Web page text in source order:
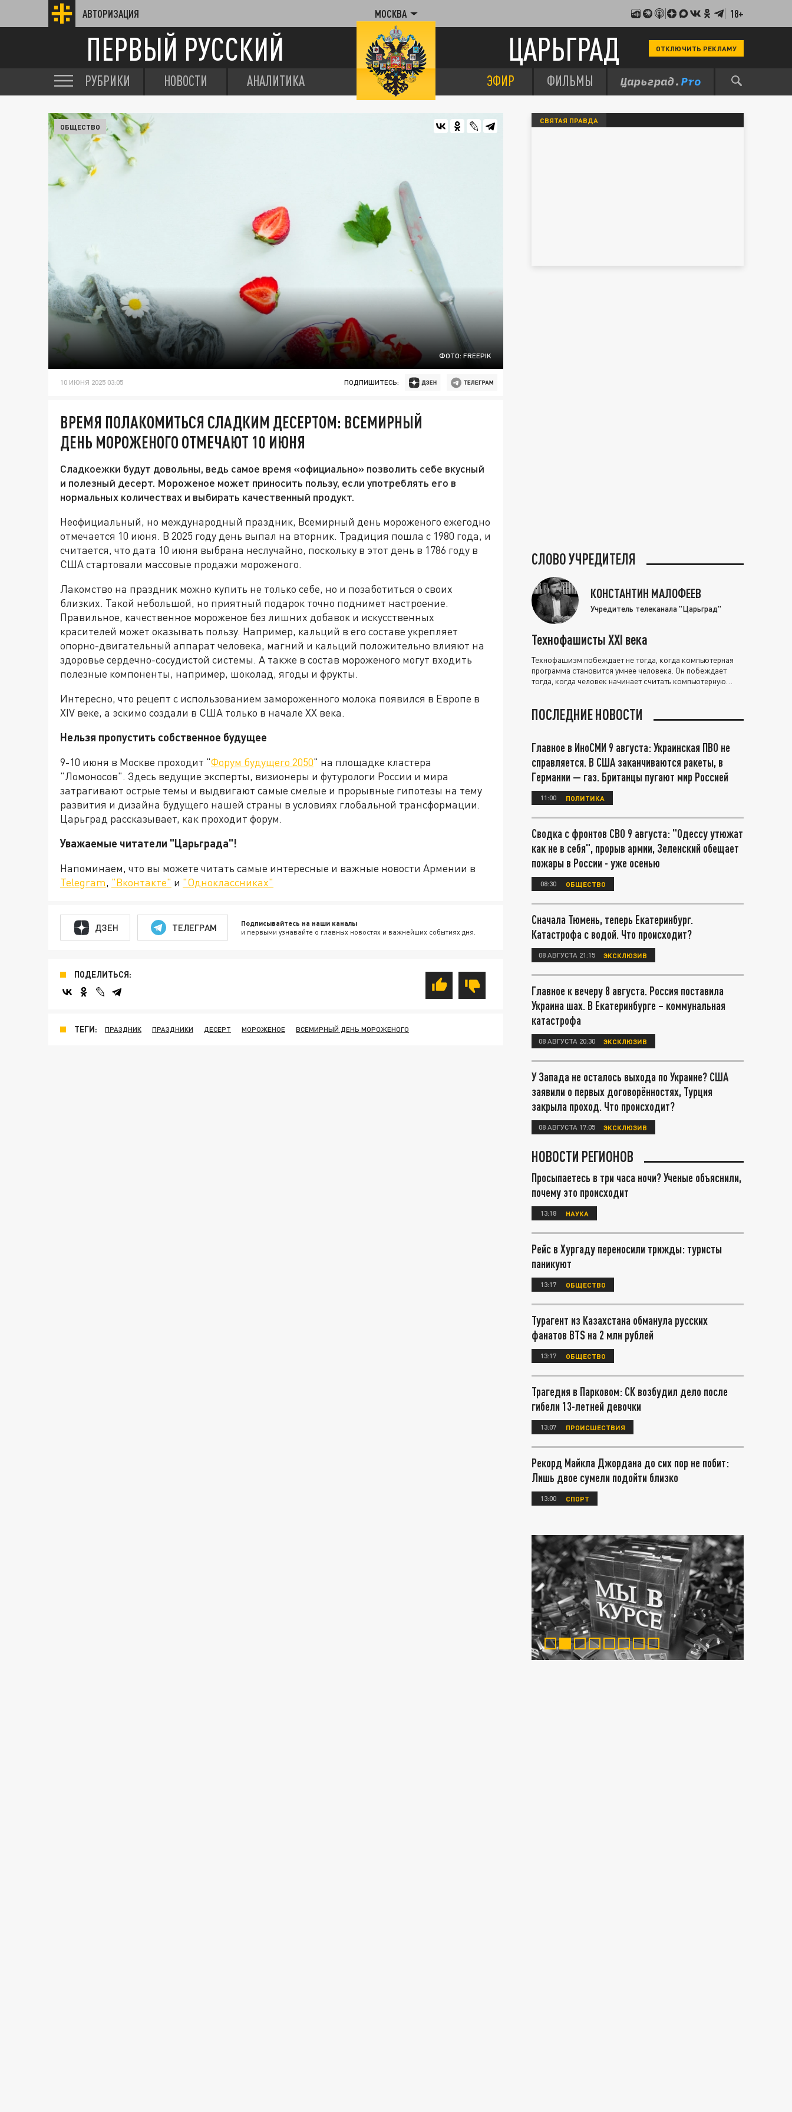
АВТОРИЗАЦИЯ МОСКВА 18+
ПЕРВЫЙ РУССКИЙ ЦАРЬГРАД ОТКЛЮЧИТЬ РЕКЛАМУ
РУБРИКИ НОВОСТИ АНАЛИТИКА ЭФИР ФИЛЬМЫ
ФОТО: FREEPIK
ОБЩЕСТВО
10 ИЮНЯ 2025 03:05 ПОДПИШИТЕСЬ:
ВРЕМЯ ПОЛАКОМИТЬСЯ СЛАДКИМ ДЕСЕРТОМ: ВСЕМИРНЫЙ
ДЕНЬ МОРОЖЕНОГО ОТМЕЧАЮТ 10 ИЮНЯ
Сладкоежки будут довольны, ведь самое время «официально» позволить себе вкусный
и полезный десерт. Мороженое может приносить пользу, если употреблять его в
нормальных количествах и выбирать качественный продукт.
Неофициальный, но международный праздник, Всемирный день мороженого ежегодно
отмечается 10 июня. В 2025 году день выпал на вторник. Традиция пошла с 1980 года, и
считается, что дата 10 июня выбрана неслучайно, поскольку в этот день в 1786 году в
США стартовали массовые продажи мороженого.
Лакомство на праздник можно купить не только себе, но и позаботиться о своих
близких. Такой небольшой, но приятный подарок точно поднимет настроение.
Правильное, качественное мороженое без лишних добавок и искусственных
красителей может оказывать пользу. Например, кальций в его составе укрепляет
опорно-двигательный аппарат человека, магний и кальций положительно влияют на
здоровье сердечно-сосудистой системы. А также в состав мороженого могут входить
полезные компоненты, например, шоколад, ягоды и фрукты.
Интересно, что рецепт с использованием замороженного молока появился в Европе в
XIV веке, а эскимо создали в США только в начале XX века.
Нельзя пропустить собственное будущее
9-10 июня в Москве проходит "Форум будущего 2050" на площадке кластера
"Ломоносов". Здесь ведущие эксперты, визионеры и футурологи России и мира
затрагивают острые темы и выдвигают самые смелые и прорывные гипотезы на тему
развития и дизайна будущего нашей страны в условиях глобальной трансформации.
Царьград рассказывает, как проходит форум.
Уважаемые читатели "Царьграда"!
Напоминаем, что вы можете читать самые интересные и важные новости Армении в
Telegram, "Вконтакте" и "Одноклассниках"
ДЗЕН ТЕЛЕГРАМ Подписывайтесь на наши каналы
и первыми узнавайте о главных новостях и важнейших событиях дня.
ПОДЕЛИТЬСЯ:
ТЕГИ: ПРАЗДНИК ПРАЗДНИКИ ДЕСЕРТ МОРОЖЕНОЕ ВСЕМИРНЫЙ ДЕНЬ МОРОЖЕНОГО
СВЯТАЯ ПРАВДА
СЛОВО УЧРЕДИТЕЛЯ
КОНСТАНТИН МАЛОФЕЕВ
Учредитель телеканала "Царьград"
Технофашисты XXI века
Технофашизм побеждает не тогда, когда компьютерная
программа становится умнее человека. Он побеждает
тогда, когда человек начинает считать компьютерную
ПОСЛЕДНИЕ НОВОСТИ
Главное в ИноСМИ 9 августа: Украинская ПВО не
справляется. В США заканчиваются ракеты, в
Германии — газ. Британцы пугают мир Россией
11:00 ПОЛИТИКА
Сводка с фронтов СВО 9 августа: "Одессу утюжат
как не в себя", прорыв армии, Зеленский обещает
пожары в России - уже осенью
08:30 ОБЩЕСТВО
Сначала Тюмень, теперь Екатеринбург.
Катастрофа с водой. Что происходит?
08 АВГУСТА 21:15 ЭКСКЛЮЗИВ
Главное к вечеру 8 августа. Россия поставила
Украина шах. В Екатеринбурге – коммунальная
катастрофа
08 АВГУСТА 20:30 ЭКСКЛЮЗИВ
У Запада не осталось выхода по Украине? США
заявили о первых договорённостях, Турция
закрыла проход. Что происходит?
08 АВГУСТА 17:05 ЭКСКЛЮЗИВ
НОВОСТИ РЕГИОНОВ
Просыпаетесь в три часа ночи? Ученые объяснили,
почему это происходит
13:18 НАУКА
Рейс в Хургаду переносили трижды: туристы
паникуют
13:17 ОБЩЕСТВО
Турагент из Казахстана обманула русских
фанатов BTS на 2 млн рублей
13:17 ОБЩЕСТВО
Трагедия в Парковом: СК возбудил дело после
гибели 13-летней девочки
13:07 ПРОИСШЕСТВИЯ
Рекорд Майкла Джордана до сих пор не побит:
Лишь двое сумели подойти близко
13:00 СПОРТ